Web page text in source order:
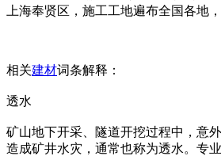
上海奉贤区，施工工地遍布全国各地
相关建材词条解释：
透水
矿山地下开采、隧道开挖过程中，意
造成矿井水灾，通常也称为透水。专